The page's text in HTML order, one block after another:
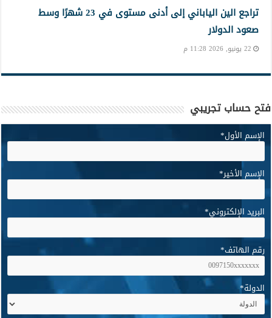
تراجع الين الياباني إلى أدنى مستوى في 23 شهرًا وسط
صعود الدولار
22 يونيو, 2026 11:28 م
فتح حساب تجريبي
الإسم الأول*
الإسم الأخير*
البريد الإلكتروني*
رقم الهاتف*
الدولة*